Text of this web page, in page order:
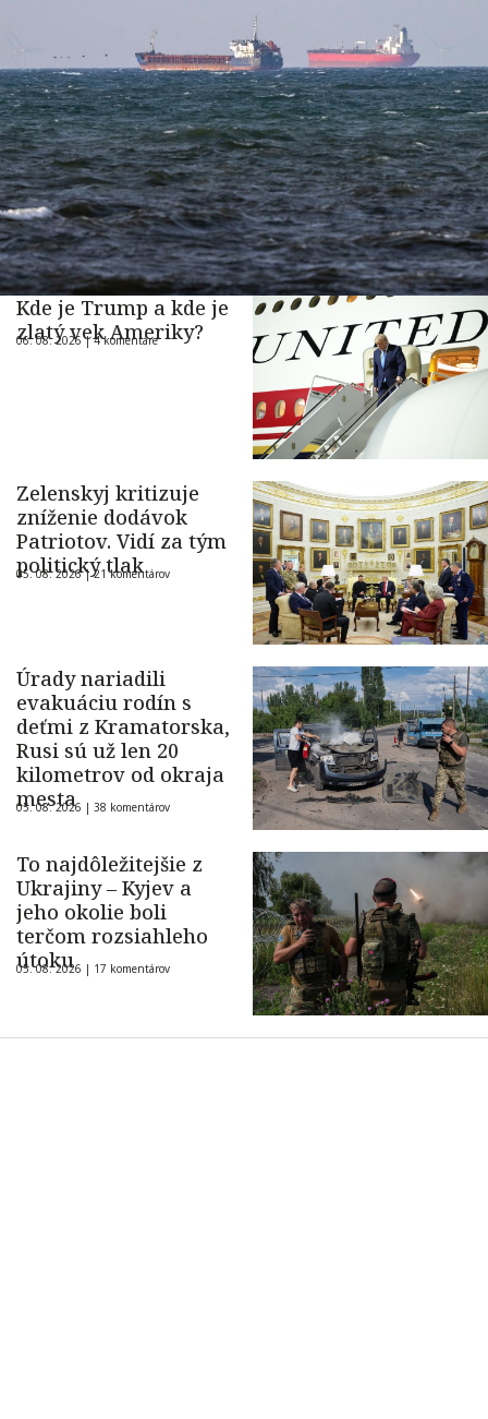
Kde je Trump a kde je
zlatý vek Ameriky?
06. 08. 2026 |4 komentáre
Zelenskyj kritizuje
zníženie dodávok
Patriotov. Vidí za tým
politický tlak
05. 08. 2026 |21 komentárov
Úrady nariadili
evakuáciu rodín s
deťmi z Kramatorska,
Rusi sú už len 20
kilometrov od okraja
mesta
05. 08. 2026 | 38 komentárov
To najdôležitejšie z
Ukrajiny – Kyjev a
jeho okolie boli
terčom rozsiahleho
útoku
05. 08. 2026 | 17 komentárov